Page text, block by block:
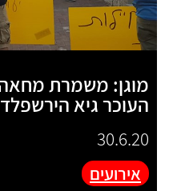
מוגן: משמרת
העוכר גיא הירשפלד
30.6.20
אירועים